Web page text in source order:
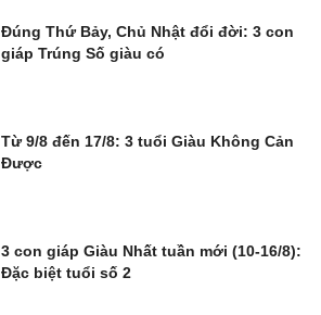
Đúng Thứ Bảy, Chủ Nhật đổi đời: 3 con
giáp Trúng Số giàu có
Từ 9/8 đến 17/8: 3 tuổi Giàu Không Cản
Được
3 con giáp Giàu Nhất tuần mới (10-16/8):
Đặc biệt tuổi số 2